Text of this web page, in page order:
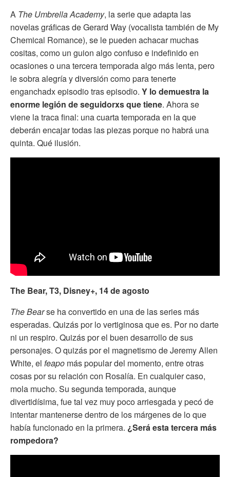
A The Umbrella Academy, la serie que adapta las
novelas gráficas de Gerard Way (vocalista también de My
Chemical Romance), se le pueden achacar muchas
cositas, como un guion algo confuso e indefinido en
ocasiones o una tercera temporada algo más lenta, pero
le sobra alegría y diversión como para tenerte
enganchadx episodio tras episodio. Y lo demuestra la
enorme legión de seguidorxs que tiene. Ahora se
viene la traca final: una cuarta temporada en la que
deberán encajar todas las piezas porque no habrá una
quinta. Qué ilusión.
The Bear, T3, Disney+, 14 de agosto
The Bearse ha convertido en una de las series más
esperadas. Quizás por lo vertiginosa que es. Por no darte
ni un respiro. Quizás por el buen desarrollo de sus
personajes. O quizás por el magnetismo de Jeremy Allen
White, el feapo más popular del momento, entre otras
cosas por su relación con Rosalía. En cualquier caso,
mola mucho. Su segunda temporada, aunque
divertidísima, fue tal vez muy poco arriesgada y pecó de
intentar mantenerse dentro de los márgenes de lo que
había funcionado en la primera. ¿Será esta tercera más
rompedora?